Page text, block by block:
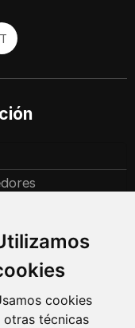
cookies
otras técnicas